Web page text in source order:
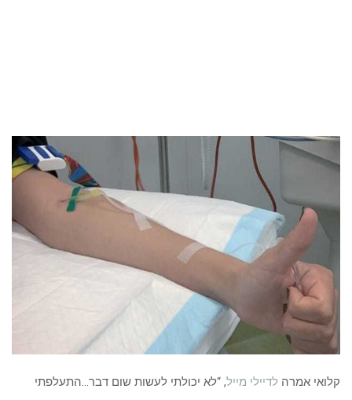
קלואי אמרה לדיילי מייל, “לא יכולתי לעשות שום דבר…התעלפתי